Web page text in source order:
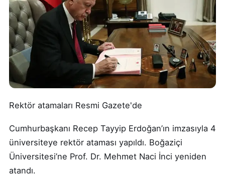
Rektör atamaları Resmi Gazete'de
Cumhurbaşkanı Recep Tayyip Erdoğan’ın imzasıyla 4
üniversiteye rektör ataması yapıldı. Boğaziçi
Üniversitesi’ne Prof. Dr. Mehmet Naci İnci yeniden
atandı.